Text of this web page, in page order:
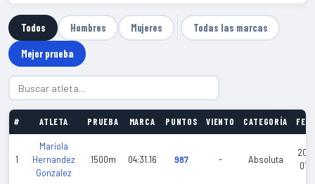
Todos Hombres Mujeres Todas las marcas
Mejor prueba
# ATLETA PRUEBA MARCA PUNTOS VIENTO CATEGORÍA
1
Mariola
Hernandez
Gonzalez
1500m 04:31.16 987 - Absoluta
01-